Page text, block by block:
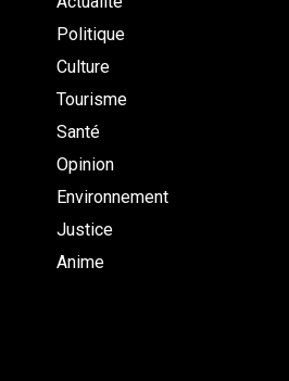
Politique
Culture
Tourisme
Santé
Opinion
Environnement
Justice
Anime